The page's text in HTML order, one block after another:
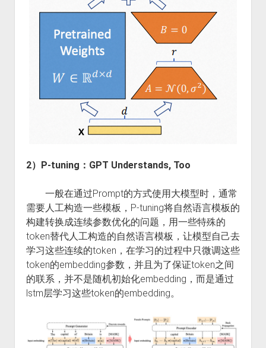
2）P-tuning：GPT Understands, Too
一般在通过Prompt的方式使用大模型时，通常
需要人工构造一些模板，P-tuning将自然语言模板的
构建转换成连续参数优化的问题，用一些特殊的
token替代人工构造的自然语言模板，让模型自己去
学习这些连续的token，在学习的过程中只微调这些
token的embedding参数，并且为了保证token之间
的联系，并不是随机初始化embedding，而是通过
lstm层学习这些token的embedding。